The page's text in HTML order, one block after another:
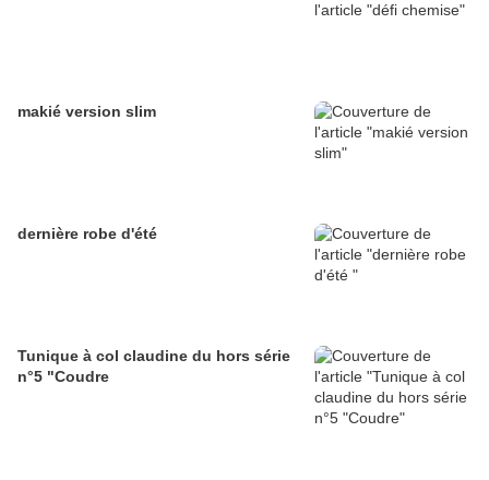
makié version slim
dernière robe d'été
Tunique à col claudine du hors série
n°5 "Coudre